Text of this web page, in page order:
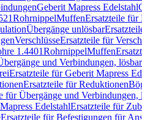
Geberit Mapress Edelstahl
RohrnippelMuffenErsatzteile für
Übergänge unlösbar
VerschlüsseErsatzteile für
1.4401RohrnippelMuffen
und Verbindungen, lösbar
Ersatzteile für Geberit Mapress
Ersatzteile für Reduktionen
für Übergänge und Verbindungen,
EdelstahlErsatzteile für
Ersatzteile für Befestigungen für